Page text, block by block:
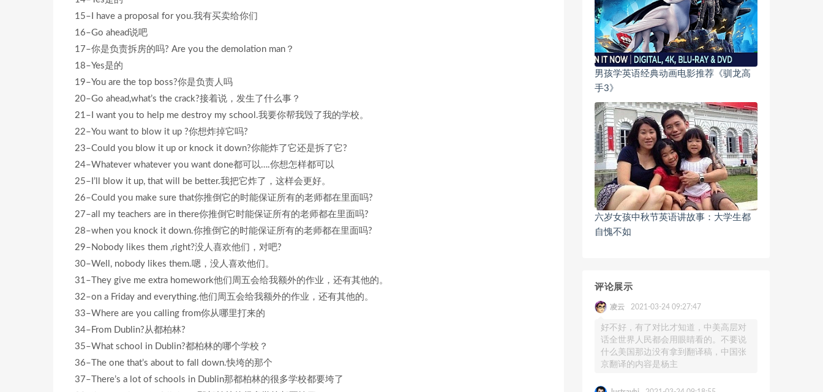
15–I have a proposal for you.我有买卖给你们
16–Go ahead说吧
17–你是负责拆房的吗? Are you the demolation man？
18–Yes是的
19–You are the top boss?你是负责人吗
20–Go ahead,what’s the crack?接着说，发生了什么事？
21–I want you to help me destroy my school.我要你帮我毁了我的学校。
22–You want to blow it up ?你想炸掉它吗?
23–Could you blow it up or knock it down?你能炸了它还是拆了它?
24–Whatever whatever you want done都可以….你想怎样都可以
25–I’ll blow it up, that will be better.我把它炸了，这样会更好。
26–Could you make sure that你推倒它的时能保证所有的老师都在里面吗?
27–all my teachers are in there你推倒它时能保证所有的老师都在里面吗?
28–when you knock it down.你推倒它的时能保证所有的老师都在里面吗?
29–Nobody likes them ,right?没人喜欢他们，对吧?
30–Well, nobody likes them.嗯，没人喜欢他们。
31–They give me extra homework他们周五会给我额外的作业，还有其他的。
32–on a Friday and everything.他们周五会给我额外的作业，还有其他的。
33–Where are you calling from你从哪里打来的
34–From Dublin?从都柏林?
35–What school in Dublin?都柏林的哪个学校？
36–The one that’s about to fall down.快垮的那个
37–There’s a lot of schools in Dublin那都柏林的很多学校都要垮了
男孩学英语经典动画电影推荐《驯龙高
手3》
六岁女孩中秋节英语讲故事：大学生都
自愧不如
评论展示
凌云 2021-03-24 09:27:47
好不好，有了对比才知道，中美高层对
话全世界人民都会用眼睛看的。不要说
什么美国那边没有拿到翻译稿，中国张
京翻译的内容是杨主